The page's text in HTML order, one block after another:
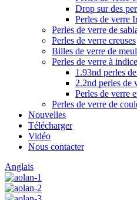
Drop sur des
Perles de verre
Perles de verre de
Perles de verre creuses
Billes de verre de
Perles de verre à
1.93nd perles
2.2nd perles de
Perles de verre
Perles de verre de
Nouvelles
Télécharger
Vidéo
Nous contacter
Anglais